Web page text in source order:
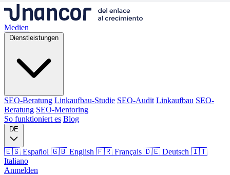
Medien
Dienstleistungen
SEO-Beratung Linkaufbau-Studie SEO-Audit Linkaufbau SEO-
Beratung SEO-Mentoring
So funktioniert es Blog
DE
🇪🇸 Español 🇬🇧 English 🇫🇷 Français 🇩🇪 Deutsch 🇮🇹
Italiano
Anmelden